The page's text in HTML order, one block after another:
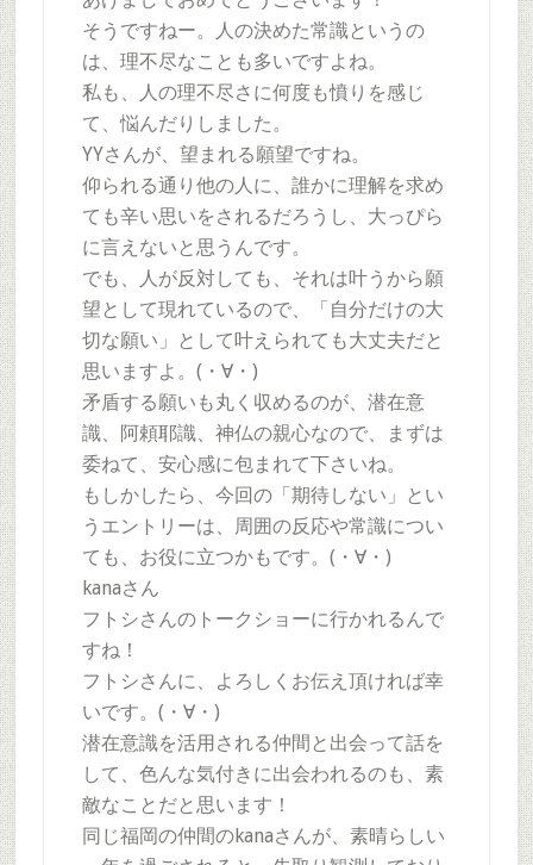
そうですねー。人の決めた常識というの
は、理不尽なことも多いですよね。
私も、人の理不尽さに何度も憤りを感じ
て、悩んだりしました。
YYさんが、望まれる願望ですね。
仰られる通り他の人に、誰かに理解を求め
ても辛い思いをされるだろうし、大っぴら
に言えないと思うんです。
でも、人が反対しても、それは叶うから願
望として現れているので、「自分だけの大
切な願い」として叶えられても大丈夫だと
思いますよ。(・∀・)
矛盾する願いも丸く収めるのが、潜在意
識、阿頼耶識、神仏の親心なので、まずは
委ねて、安心感に包まれて下さいね。
もしかしたら、今回の「期待しない」とい
うエントリーは、周囲の反応や常識につい
ても、お役に立つかもです。(・∀・)
kanaさん
フトシさんのトークショーに行かれるんで
すね！
フトシさんに、よろしくお伝え頂ければ幸
いです。(・∀・)
潜在意識を活用される仲間と出会って話を
して、色んな気付きに出会われるのも、素
敵なことだと思います！
同じ福岡の仲間のkanaさんが、素晴らしい